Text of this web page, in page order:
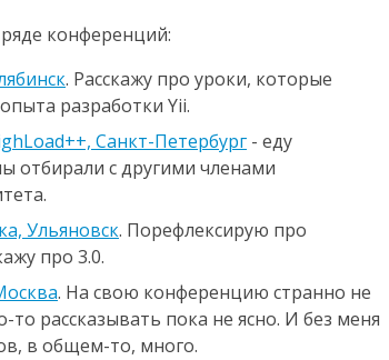
конференций:
. Расскажу про уроки, которые
разработки Yii.
Санкт-Петербург - еду
отбирали с другими членами
Ульяновск. Порефлексирую про
про 3.0.
. На свою конференцию странно не
то рассказывать пока не ясно. И без меня
в общем-то, много.